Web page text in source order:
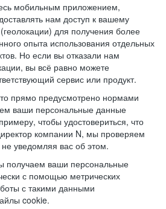
мобильным приложением,
нам доступ к вашему
для получения более
опыта использования отдельных
Но если вы отказали нам
вы всё равно можете
сервис или продукт.
прямо предусмотрено нормами
ваши персональные данные
чтобы удостовериться, что
компании N, мы проверяем
уведомляя вас об этом.
получаем ваши персональные
с помощью метрических
с такими данными
cookie.